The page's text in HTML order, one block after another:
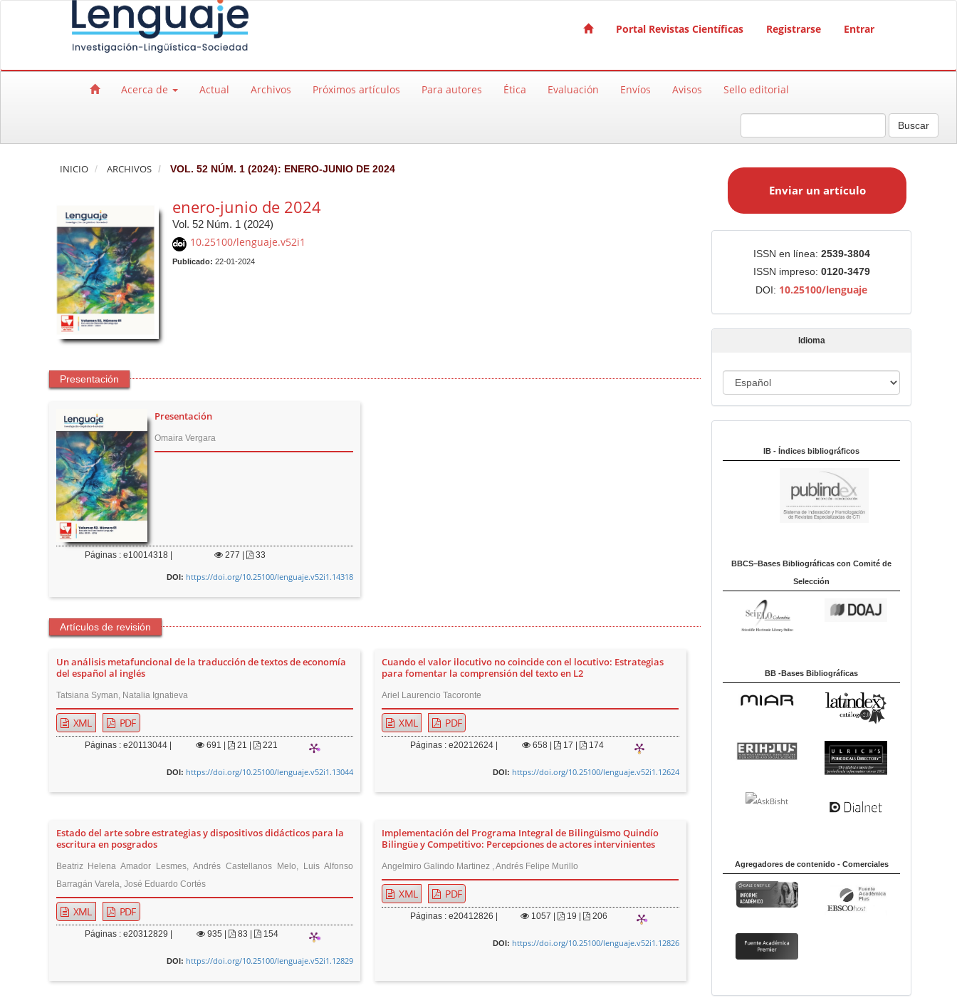
Salto rápido al contenido de la página
Navegación principal
Contenido principal
Portal Revistas Científicas Registrarse Entrar
Acerca de Actual Archivos Próximos artículos Para autores Ética Evaluación Envíos Avisos Sello editorial
Buscar
INICIO ARCHIVOS VOL. 52 NÚM. 1 (2024): ENERO-JUNIO DE 2024
enero-junio de 2024
Vol. 52 Núm. 1 (2024)
10.25100/lenguaje.v52i1
Publicado: 22-01-2024
Presentación
Presentación
Omaira Vergara
Páginas : e10014318 | 277 33
DOI: https://doi.org/10.25100/lenguaje.v52i1.14318
Artículos de revisión
Un análisis metafuncional de la traducción de textos de economía
del español al inglés
Tatsiana Syman, Natalia Ignatieva
XML PDF
Páginas : e20113044 | 691 21 | 221
DOI: https://doi.org/10.25100/lenguaje.v52i1.13044
Cuando el valor ilocutivo no coincide con el locutivo: Estrategias
para fomentar la comprensión del texto en L2
Ariel Laurencio Tacoronte
XML PDF
Páginas : e20212624 | 658 17 | 174
DOI: https://doi.org/10.25100/lenguaje.v52i1.12624
Estado del arte sobre estrategias y dispositivos didácticos para la
escritura en posgrados
Beatriz Helena Amador Lesmes, Andrés Castellanos Melo, Luis Alfonso
Barragán Varela, José Eduardo Cortés
XML PDF
Páginas : e20312829 | 935 83 | 154
DOI: https://doi.org/10.25100/lenguaje.v52i1.12829
Implementación del Programa Integral de Bilingüismo Quindío
Bilingüe y Competitivo: Percepciones de actores intervinientes
Angelmiro Galindo Martinez , Andrés Felipe Murillo
XML PDF
Páginas : e20412826 | 1057 19 | 206
DOI: https://doi.org/10.25100/lenguaje.v52i1.12826
a
r
t
Enviar un artículo
ISSN en línea: 2539-3804
ISSN impreso: 0120-3479
DOI: 10.25100/lenguaje
Idioma
d
m
IB - Índices bibliográficos
BBCS–Bases Bibliográficas con Comité de
Selección
BB -Bases Bibliográficas
Agregadores de contenido - Comerciales